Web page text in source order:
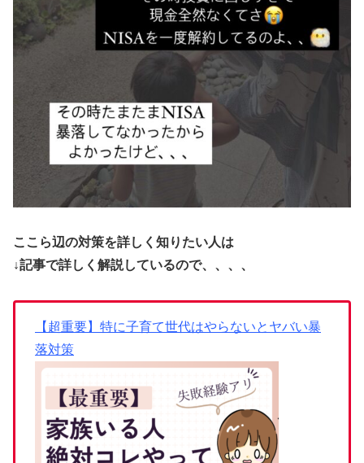
ここら辺の対策を詳しく知りたい人は
↓記事で詳しく解説しているので、、、、
【超重要】特に子育て世代はやらないとヤバい暴
落対策